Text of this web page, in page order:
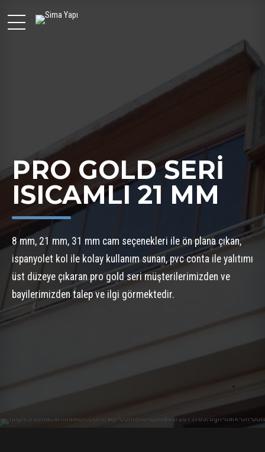
PRO GOLD SERİ
ISICAMLI 21 MM
8 mm, 21 mm, 31 mm cam seçenekleri ile ön plana çıkan,
ispanyolet kol ile kolay kullanım sunan, pvc conta ile yalıtımı
üst düzeye çıkaran pro gold seri müşterilerimizden ve
bayilerimizden talep ve ilgi görmektedir.